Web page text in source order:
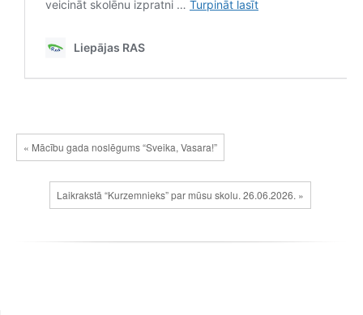
« Mācību gada noslēgums “Sveika, Vasara!”
Laikrakstā “Kurzemnieks” par mūsu skolu. 26.06.2026. »